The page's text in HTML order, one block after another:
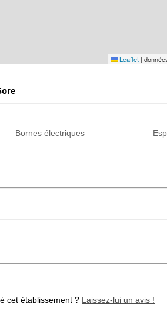
Leaflet |
Bornes électriques
cet établissement ? Laissez-lui un avis !